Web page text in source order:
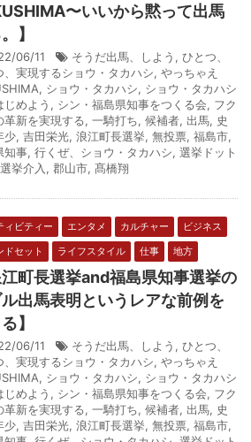
〜いいから黙って出馬
】
06/11 そうだ出馬、しよう , ひとつ、
、実現するショウ・タカハシ, やっちゃえ
, ショウ・タカハシ, ショウ・タカハシ
じめよう , シン・福島県知事をつくる会, フク
革新を実現する, 一騎打ち, 候補者, 出馬, 史
少, 吉田栄光, 浪江町長選挙, 無投票, 福島市,
知事, 行くぜ、ショウ・タカハシ, 選挙ドット
選挙介入 , 郡山市, 髙橋翔
ィビティー エンタメ カルチャー
ビジネス
ドセット
ライフスタイル 仕事 地方
江町長選挙and福島県知事選挙の
出馬表明というレアな前例を
】
06/11 そうだ出馬、しよう , ひとつ、
、実現するショウ・タカハシ, やっちゃえ
, ショウ・タカハシ, ショウ・タカハシ
じめよう , シン・福島県知事をつくる会, フク
革新を実現する, 一騎打ち, 候補者, 出馬, 史
少, 吉田栄光, 浪江町長選挙, 無投票, 福島市,